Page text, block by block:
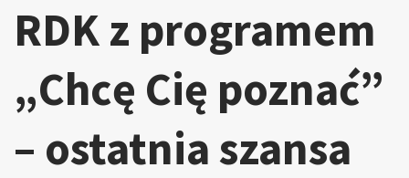
RDK z programem
„Chcę Cię poznać”
– ostatnia szansa